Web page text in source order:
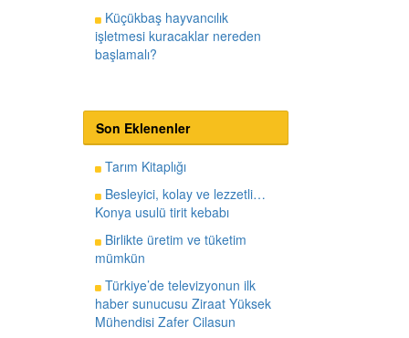
Küçükbaş hayvancılık
işletmesi kuracaklar nereden
başlamalı?
Son Eklenenler
Tarım Kitaplığı
Besleyici, kolay ve lezzetli…
Konya usulü tirit kebabı
Birlikte üretim ve tüketim
mümkün
Türkiye’de televizyonun ilk
haber sunucusu Ziraat Yüksek
Mühendisi Zafer Cilasun